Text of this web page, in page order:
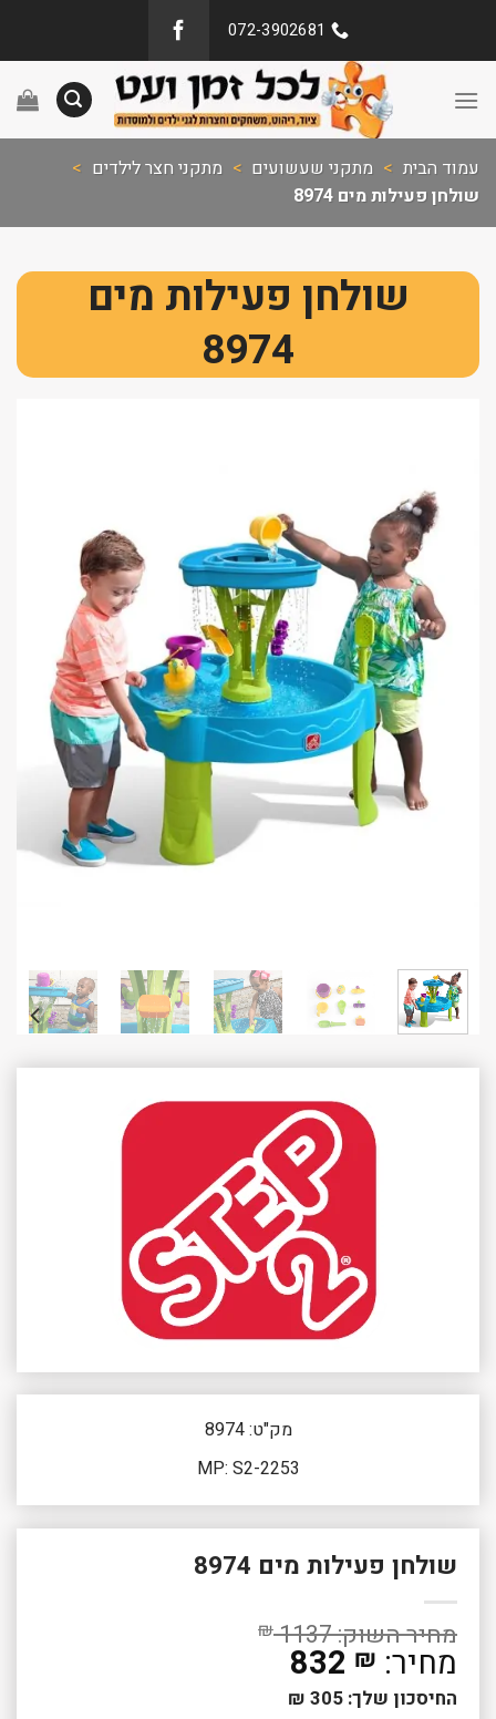
072-3902681
עמוד הבית > מתקני שעשועים > מתקני חצר לילדים >
שולחן פעילות מים 8974
שולחן פעילות מים
8974
מק"ט: 8974
MP: S2-2253
שולחן פעילות מים 8974
1137
₪
832 ₪
החיסכון שלך: ₪